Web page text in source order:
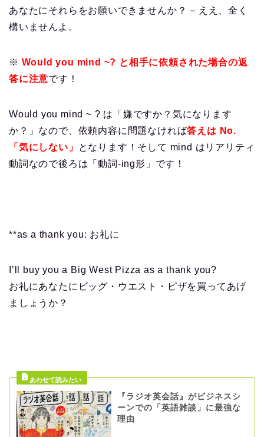
あなたにそれらをお願いできませんか？ – ええ、全く
構いませんよ。
※ Would you mind ~? と相手に依頼された場合の返
答に注意です！
Would you mind ~ ? は「嫌ですか？気になります
か？」なので、依頼内容に問題なければ答えは No.
「気にしない」
となります！そして mind はリアリティ
動詞なので後ろは「動詞-ing形」です！
**as a thank you: お礼に
I’ll buy you a Big West Pizza as a thank you?
お礼にあなたにビッグ・ウエスト・ピザを買ってあげ
ましょうか？
『ラジオ英会話』がビジネスシ
ーンでの「英語雑談」に最強な
理由